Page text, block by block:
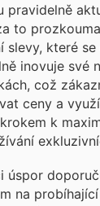
pravidelně
to
slevy, které
inovuje své
což
ceny a
k
úspor
na